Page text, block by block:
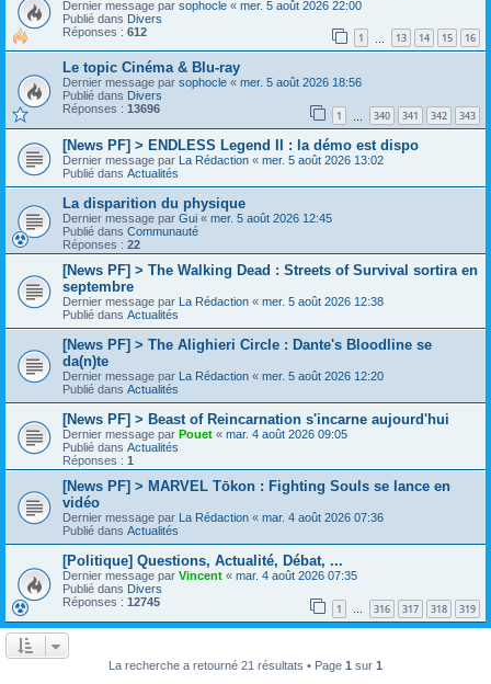
Dernier message par sophocle « mer. 5 août 2026 22:00
Publié dans Divers
Réponses : 612 1 13 14 15 16
Le topic Cinéma & Blu-ray
Dernier message par sophocle « mer. 5 août 2026 18:56
Publié dans Divers
Réponses : 13696 1 340 341 342 343
[News PF] > ENDLESS Legend II : la démo est dispo
Dernier message par La Rédaction « mer. 5 août 2026 13:02
Publié dans Actualités
La disparition du physique
Dernier message par Gui « mer. 5 août 2026 12:45
Publié dans Communauté
Réponses : 22
[News PF] > The Walking Dead : Streets of Survival sortira en
septembre
Dernier message par La Rédaction « mer. 5 août 2026 12:38
Publié dans Actualités
[News PF] > The Alighieri Circle : Dante's Bloodline se
da(n)te
Dernier message par La Rédaction « mer. 5 août 2026 12:20
Publié dans Actualités
[News PF] > Beast of Reincarnation s'incarne aujourd'hui
Dernier message par Pouet « mar. 4 août 2026 09:05
Publié dans Actualités
Réponses : 1
[News PF] > MARVEL Tōkon : Fighting Souls se lance en
vidéo
Dernier message par La Rédaction « mar. 4 août 2026 07:36
Publié dans Actualités
[Politique] Questions, Actualité, Débat, ...
Dernier message par Vincent « mar. 4 août 2026 07:35
Publié dans Divers
Réponses : 12745 1 … 316 317 318 319
La recherche a retourné 21 résultats • Page 1 sur 1